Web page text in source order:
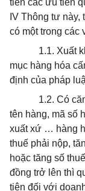
tiên các ưu tiên
IV Thông tư
có một trong các
1.1. Xuất
mục hàng hóa
định của pháp
1.2. Có
tên hàng, mã số
xuất xứ … hàng
thuế phải nộp,
hoặc tăng số
đồng trở lên thì
tiên đối với